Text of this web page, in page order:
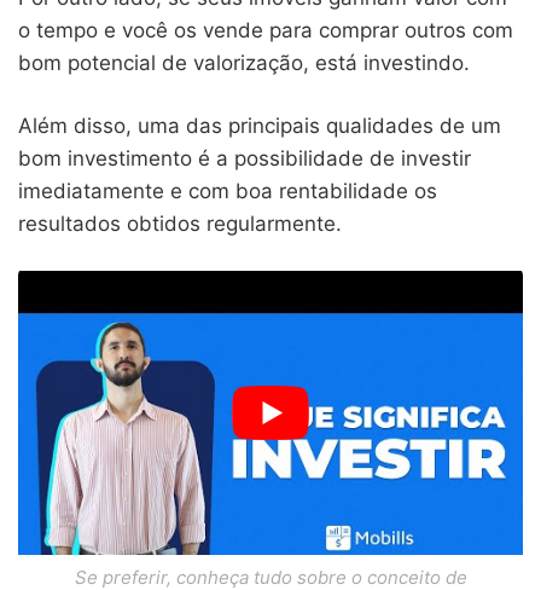
o tempo e você os vende para comprar outros com
bom potencial de valorização, está investindo.
Além disso, uma das principais qualidades de um
bom investimento é a possibilidade de investir
imediatamente e com boa rentabilidade os
resultados obtidos regularmente.
Se preferir, conheça tudo sobre o conceito de